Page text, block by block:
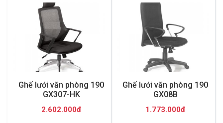
Ghế lưới văn phòng 190
GX307-HK
2.602.000đ
Ghế lưới văn phòng 190
GX08B
1.773.000đ